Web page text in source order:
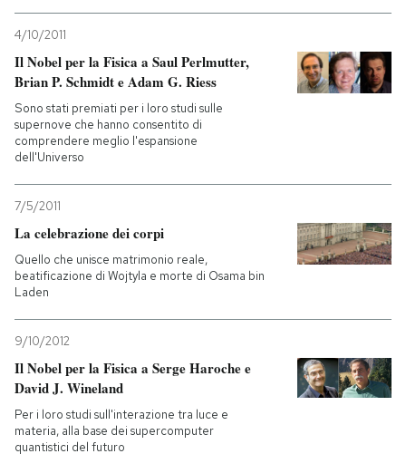
AREA PERSONALE
4/10/2011
Il Nobel per la Fisica a Saul Perlmutter,
Brian P. Schmidt e Adam G. Riess
Sono stati premiati per i loro studi sulle
supernove che hanno consentito di
comprendere meglio l'espansione
dell'Universo
7/5/2011
La celebrazione dei corpi
Quello che unisce matrimonio reale,
beatificazione di Wojtyla e morte di Osama bin
Laden
9/10/2012
Il Nobel per la Fisica a Serge Haroche e
David J. Wineland
Per i loro studi sull'interazione tra luce e
materia, alla base dei supercomputer
quantistici del futuro